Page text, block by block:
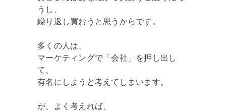
うし、
繰り返し買おうと思うからです。
多くの人は、
マーケティングで「会社」を押し出し
て、
有名にしようと考えてしまいます。
が、よく考えれば、